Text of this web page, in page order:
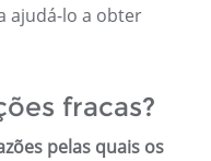
ajudá-lo a obter
fracas?
pelas quais os